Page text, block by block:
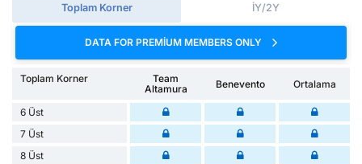
Toplam Korner İY/2Y
DATA FOR PREMIUM MEMBERS ONLY
Toplam Korner
Team
Altamura
Benevento Ortalama
6 Üst
7 Üst
8 Üst